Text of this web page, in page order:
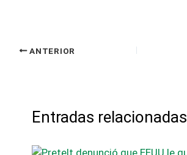
ANTERIOR
Entradas relacionadas